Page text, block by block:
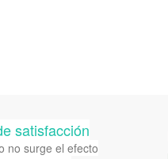
satisfacción
no surge el efecto